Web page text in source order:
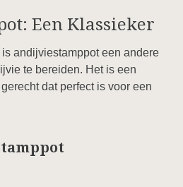
Een Klassieker
andijviestamppot een andere
te bereiden. Het is een
dat perfect is voor een